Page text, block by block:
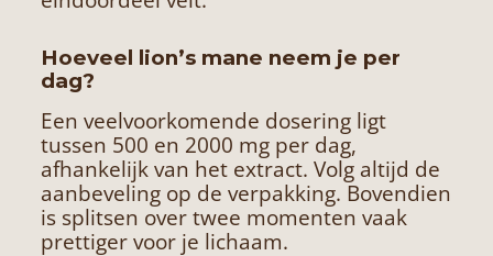
Hoeveel lion’s mane neem je per
dag?
Een veelvoorkomende dosering ligt
tussen 500 en 2000 mg per dag,
afhankelijk van het extract. Volg altijd de
aanbeveling op de verpakking. Bovendien
is splitsen over twee momenten vaak
prettiger voor je lichaam.